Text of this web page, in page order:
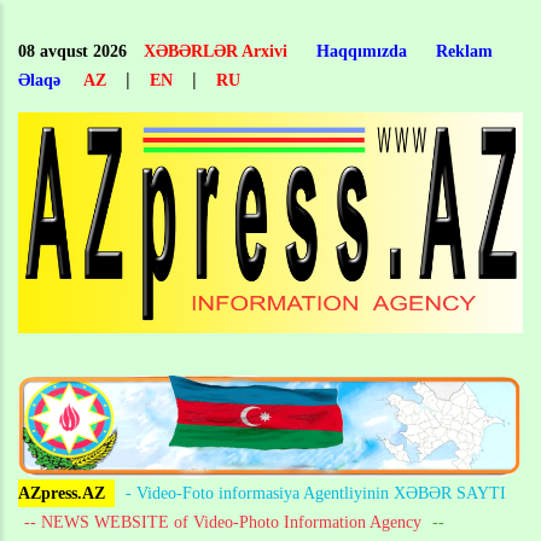
main
content
08 avqust 2026 XƏBƏRLƏR Arxivi Haqqımızda
Reklam
Əlaqə
AZ | EN | RU
AZpress.AZ
- Video-Foto informasiya Agentliyinin XƏBƏR SAYTI
-- NEWS WEBSITE of Video-Photo Information Agency --